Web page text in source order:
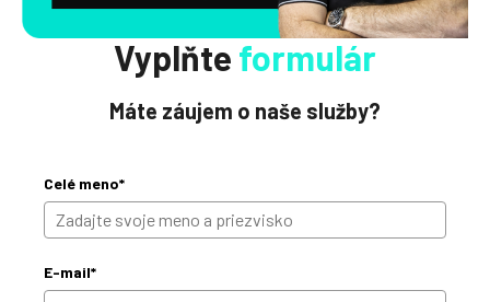
Vyplňte formulár
Máte záujem o naše služby?
Celé meno*
E-mail*